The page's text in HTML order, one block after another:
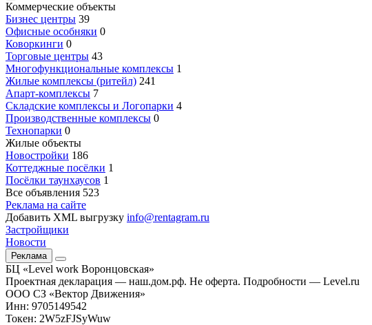
Коммерческие объекты
Бизнес центры 39
Офисные особняки 0
Коворкинги 0
Торговые центры 43
Многофункциональные комплексы 1
Жилые комплексы (ритейл) 241
Апарт-комплексы 7
Складские комплексы и Логопарки 4
Производственные комплексы 0
Технопарки 0
Жилые объекты
Новостройки 186
Коттеджные посёлки 1
Посёлки таунхаусов 1
Все объявления 523
Реклама на сайте
Добавить XML выгрузку info@rentagram.ru
Застройщики
Новости
Реклама
БЦ «Level work Воронцовская»
Проектная декларация — наш.дом.рф. Не оферта. Подробности — Level.ru
ООО СЗ «Вектор Движения»
Инн: 9705149542
Токен: 2W5zFJSyWuw